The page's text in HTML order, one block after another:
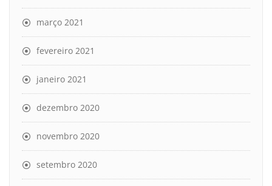
março 2021
fevereiro 2021
janeiro 2021
dezembro 2020
novembro 2020
setembro 2020